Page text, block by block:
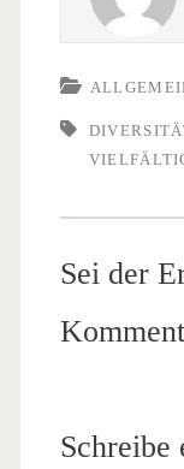
Sei der
Schreibe